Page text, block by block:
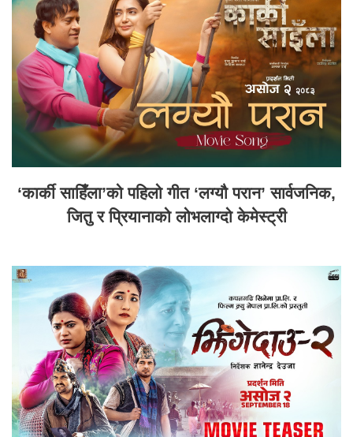
‘कार्की साहिँला’को पहिलो गीत ‘लग्यौ परान’ सार्वजनिक,
जितु र प्रियानाको लोभलाग्दो केमेस्ट्री